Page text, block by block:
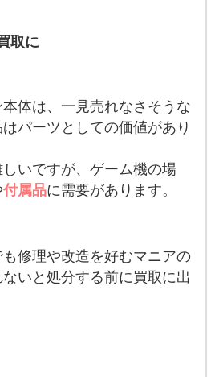
取に
体は、一見売れなさそうな
パーツとしての価値があり
いですが、ゲーム機の場
付属品に需要があります。
修理や改造を好むマニアの
いと処分する前に買取に出